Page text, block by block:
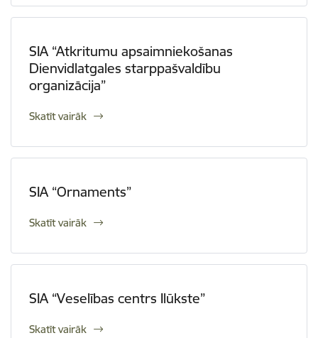
SIA “Atkritumu apsaimniekošanas
Dienvidlatgales starppašvaldību
organizācija”
Skatīt vairāk
SIA “Ornaments”
Skatīt vairāk
SIA “Veselības centrs Ilūkste”
Skatīt vairāk